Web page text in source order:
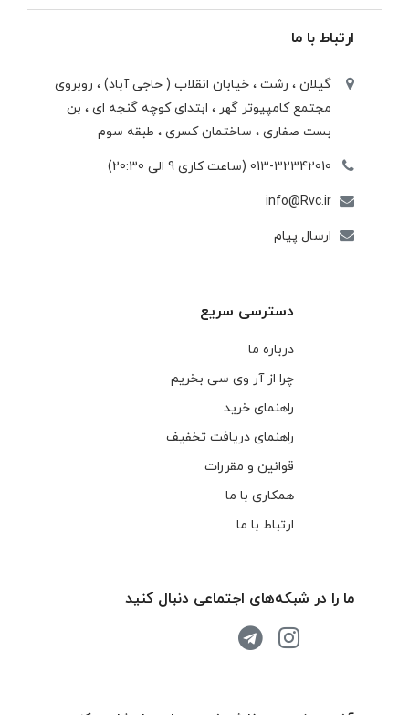
ارتباط با ما
گیلان ، رشت ، خيابان انقلاب ( حاجی آباد) ، روبروی
مجتمع كامپيوتر گهر ، ابتدای كوچه گنجه ای ، بن
بست صفاری ، ساختمان كسری ، طبقه سوم
013-32342010 (ساعت کاری 9 الی 20:30)
info@Rvc.ir
ارسال پیام
دسترسی سریع
درباره ما
چرا از آر وی سی بخریم
راهنمای خرید
راهنمای دریافت تخفیف
قوانین و مقررات
همکاری با ما
ارتباط با ما
ما را در شبکه‌های اجتماعی دنبال کنید